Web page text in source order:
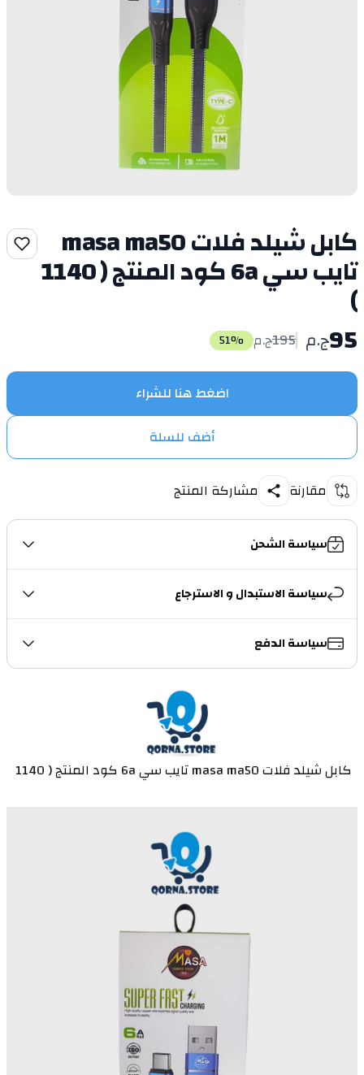
كابل شيلد فلات masa ma50
تايب سي 6a كود المنتج ( 1140
)
95ج.م 195ج.م 51%
اضغط هنا للشراء
أضف للسلة
مقارنة مشاركة المنتج
سياسة الشحن
سياسة الاستبدال و الاسترجاع
سياسة الدفع
كابل شيلد فلات masa ma50 تايب سي 6a كود المنتج ( 1140